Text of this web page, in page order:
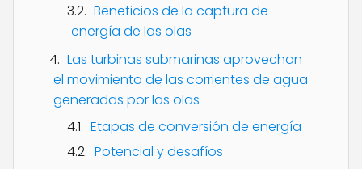
Beneficios de la captura de
energía de las olas
Las turbinas submarinas aprovechan
el movimiento de las corrientes de agua
generadas por las olas
Etapas de conversión de energía
Potencial y desafíos